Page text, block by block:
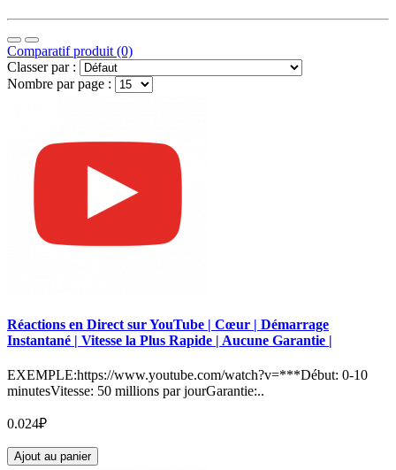
Comparatif produit (0)
Classer par :
Nombre par page :
Réactions en Direct sur YouTube | Cœur | Démarrage
Instantané | Vitesse la Plus Rapide | Aucune Garantie |
EXEMPLE:https://www.youtube.com/watch?v=***Début: 0-10
minutesVitesse: 50 millions par jourGarantie:..
0.024₽
Ajout au panier